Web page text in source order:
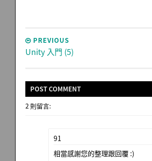
PREVIOUS
Unity 入門 (5)
POSTCOMMENT
2 則留言:
91
相當感謝您的整理跟回覆 :)